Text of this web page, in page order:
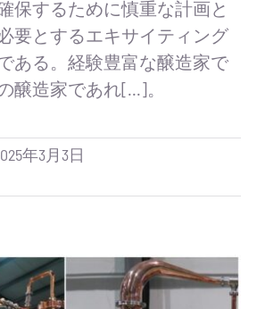
保するために慎重な計画と
要とするエキサイティング
ある。経験豊富な醸造家で
醸造家であれ[...]。
年3月3日